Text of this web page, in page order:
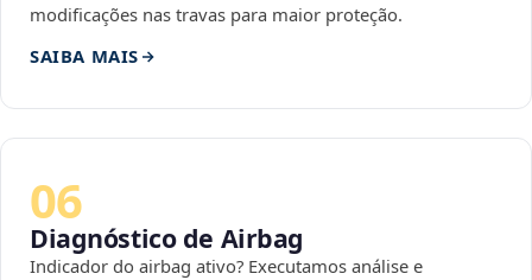
modificações nas travas para maior proteção.
SAIBA MAIS
06
Diagnóstico de Airbag
Indicador do airbag ativo? Executamos análise e